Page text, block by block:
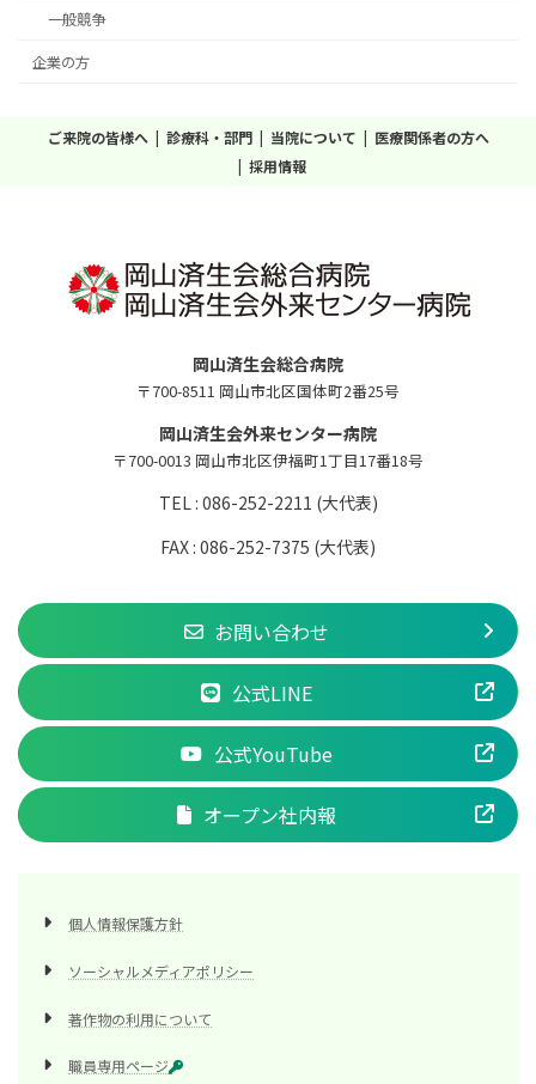
一般競争
企業の方
ご来院の皆様へ 診療科・部門 当院について
医療関係者の方へ
採用情報
岡山済生会総合病院
〒700-8511 岡山市北区国体町2番25号
岡山済生会外来センター病院
〒700-0013 岡山市北区伊福町1丁目17番18号
TEL : 086-252-2211 (大代表)
FAX : 086-252-7375 (大代表)
お問い合わせ
公式LINE
公式YouTube
オープン社内報
個人情報保護方針
ソーシャルメディアポリシー
著作物の利用について
職員専用ページ